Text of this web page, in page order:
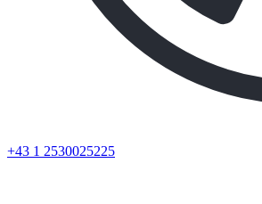
+43 1 2530025225